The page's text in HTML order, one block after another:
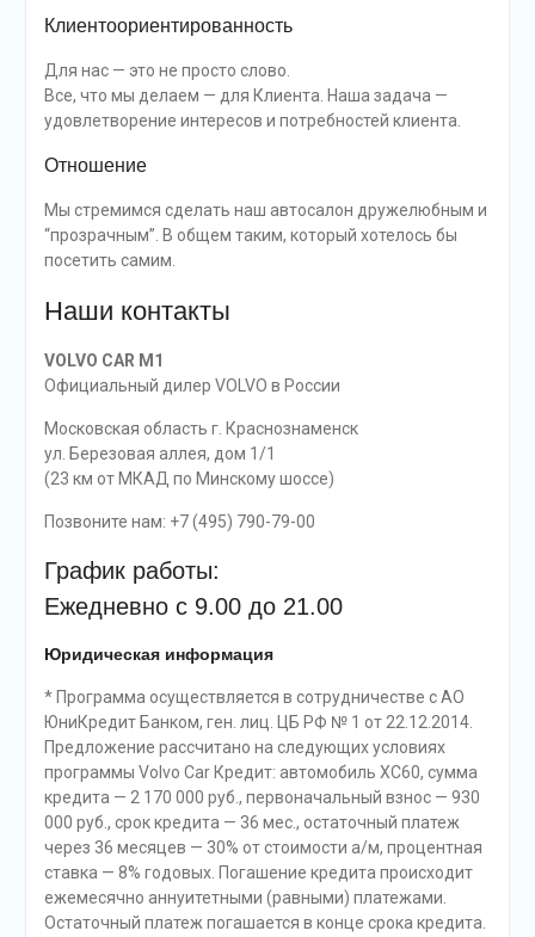
Клиентоориентированность
Для нас — это не просто слово.
Все, что мы делаем — для Клиента. Наша задача —
удовлетворение интересов и потребностей клиента.
Отношение
Мы стремимся сделать наш автосалон дружелюбным и
“прозрачным”. В общем таким, который хотелось бы
посетить самим.
Наши контакты
VOLVO CAR M1
Официальный дилер VOLVO в России
Московская область г. Краснознаменск
ул. Березовая аллея, дом 1/1
(23 км от МКАД по Минскому шоссе)
Позвоните нам: +7 (495) 790-79-00
График работы:
Ежедневно с 9.00 до 21.00
Юридическая информация
* Программа осуществляется в сотрудничестве с АО
ЮниКредит Банком, ген. лиц. ЦБ РФ № 1 от 22.12.2014.
Предложение рассчитано на следующих условиях
программы Volvo Car Кредит: автомобиль XC60, сумма
кредита — 2 170 000 руб., первоначальный взнос — 930
000 руб., срок кредита — 36 мес., остаточный платеж
через 36 месяцев — 30% от стоимости а/м, процентная
ставка — 8% годовых. Погашение кредита происходит
ежемесячно аннуитетными (равными) платежами.
Остаточный платеж погашается в конце срока кредита.